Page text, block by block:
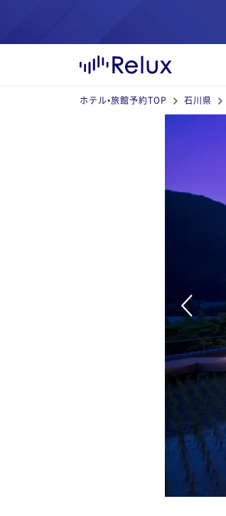
ホテル•旅館予約TOP 石川県